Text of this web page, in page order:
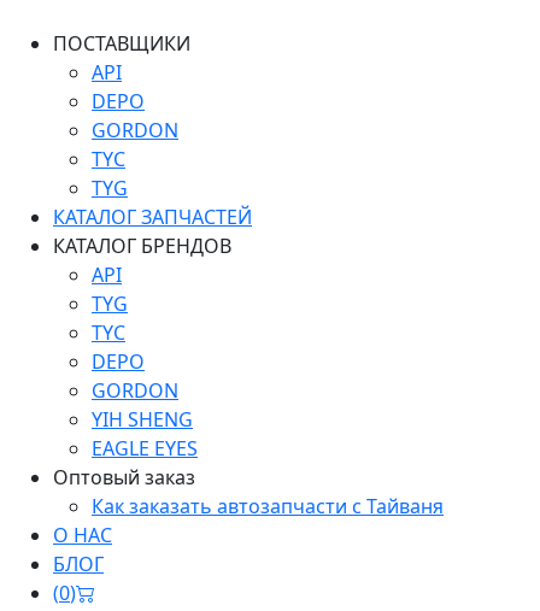
ПОСТАВЩИКИ
API
DEPO
GORDON
TYC
TYG
КАТАЛОГ ЗАПЧАСТЕЙ
КАТАЛОГ БРЕНДОВ
API
TYG
TYC
DEPO
GORDON
YIH SHENG
EAGLE EYES
Оптовый заказ
Как заказать автозапчасти с Тайваня
О НАС
БЛОГ
(0)